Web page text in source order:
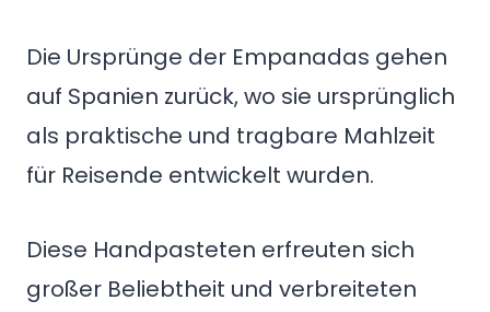
Die Ursprünge der Empanadas gehen
auf Spanien zurück, wo sie ursprünglich
als praktische und tragbare Mahlzeit
für Reisende entwickelt wurden.
Diese Handpasteten erfreuten sich
großer Beliebtheit und verbreiteten